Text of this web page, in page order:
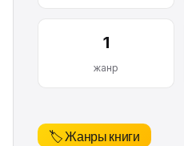
1
жанр
🏷️ Жанры книги